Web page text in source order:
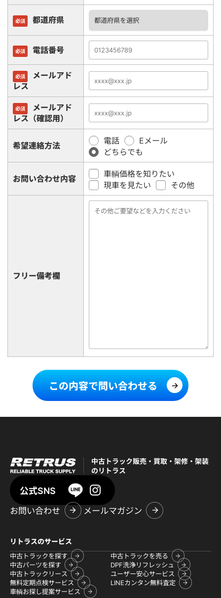
必須 都道府県
必須 電話番号
必須
メールアド
レス
必須
メールアド
レス（確認用）
希望連絡方法
電話
Eメール
どちらでも
お問い合わせ内容
車輌価格を知りたい
現車を見たい
その他
フリー備考欄
この内容で問い合わせる
中古トラック販売・買取・架修・架装
のリトラス
公式SNS
お問い合わせ
メールマガジン
リトラスのサービス
中古トラックを探す
中古トラックを売る
中古パーツを探す
DPF洗浄リフレッシュ
中古トラックリース
ユーザー安心サービス
無料定期点検サービス
LINEカンタン無料査定
車輌お探し提案サービス